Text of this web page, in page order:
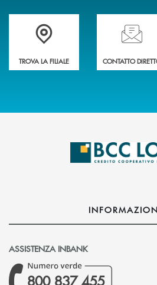
Trova la filiale più vicina a Te
TROVA LA FILIALE
Hai bisogno
CONTATTO
ASSISTENZA INBANK
800 837 455